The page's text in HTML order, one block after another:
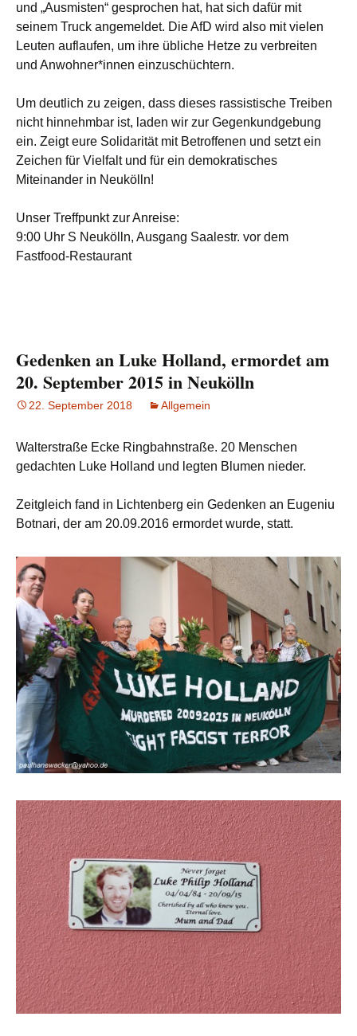
und „Ausmisten“ gesprochen hat, hat sich dafür mit
seinem Truck angemeldet. Die AfD wird also mit vielen
Leuten auflaufen, um ihre übliche Hetze zu verbreiten
und Anwohner*innen einzuschüchtern.
Um deutlich zu zeigen, dass dieses rassistische Treiben
nicht hinnehmbar ist, laden wir zur Gegenkundgebung
ein. Zeigt eure Solidarität mit Betroffenen und setzt ein
Zeichen für Vielfalt und für ein demokratisches
Miteinander in Neukölln!
Unser Treffpunkt zur Anreise:
9:00 Uhr S Neukölln, Ausgang Saalestr. vor dem
Fastfood-Restaurant
Gedenken an Luke Holland, ermordet am
20. September 2015 in Neukölln
22. September 2018 Allgemein
Walterstraße Ecke Ringbahnstraße. 20 Menschen
gedachten Luke Holland und legten Blumen nieder.
Zeitgleich fand in Lichtenberg ein Gedenken an Eugeniu
Botnari, der am 20.09.2016 ermordet wurde, statt.